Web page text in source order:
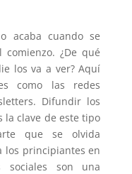
acaba cuando se
¿De qué
los va a ver? Aquí
como las redes
Difundir los
la clave de este tipo
que se olvida
los principiantes en
son una